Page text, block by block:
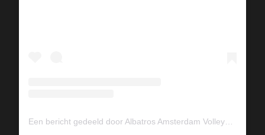
Een bericht gedeeld door Albatros Amsterdam Volleybal (@albavolley)